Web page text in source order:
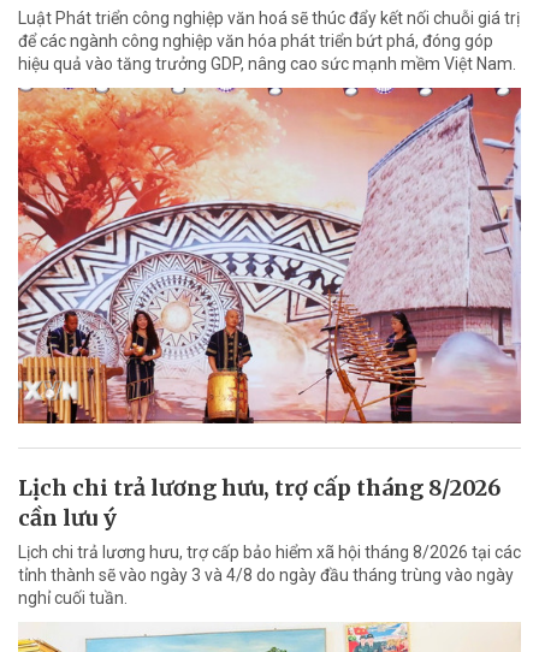
Luật Phát triển công nghiệp văn hoá sẽ thúc đẩy kết nối chuỗi giá trị
để các ngành công nghiệp văn hóa phát triển bứt phá, đóng góp
hiệu quả vào tăng trưởng GDP, nâng cao sức mạnh mềm Việt Nam.
Lịch chi trả lương hưu, trợ cấp tháng 8/2026
cần lưu ý
Lịch chi trả lương hưu, trợ cấp bảo hiểm xã hội tháng 8/2026 tại các
tỉnh thành sẽ vào ngày 3 và 4/8 do ngày đầu tháng trùng vào ngày
nghỉ cuối tuần.